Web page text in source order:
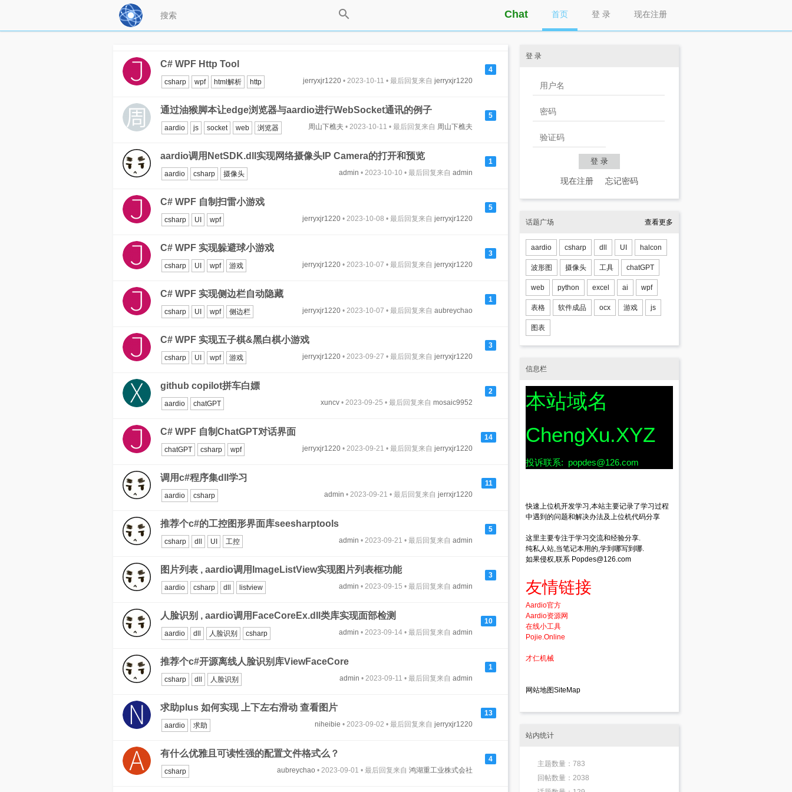
现在注册
登 录
首页
Chat
C# WPF Http Tool
csharp wpf html解析 http jerryxjr1220 • 2023-10-11 • 最后回复来自 jerryxjr1220
4
通过油猴脚本让edge浏览器与aardio进行WebSocket通讯的例子
aardio js socket web 浏览器 周山下樵夫 • 2023-10-11 • 最后回复来自 周山下樵夫
5
aardio调用NetSDK.dll实现网络摄像头IP Camera的打开和预览
aardio csharp 摄像头 admin • 2023-10-10 • 最后回复来自 admin
1
C# WPF 自制扫雷小游戏
csharp UI wpf jerryxjr1220 • 2023-10-08 • 最后回复来自 jerryxjr1220
5
C# WPF 实现躲避球小游戏
csharp UI wpf 游戏 jerryxjr1220 • 2023-10-07 • 最后回复来自 jerryxjr1220
3
C# WPF 实现侧边栏自动隐藏
csharp UI wpf 侧边栏 jerryxjr1220 • 2023-10-07 • 最后回复来自 aubreychao
1
C# WPF 实现五子棋&黑白棋小游戏
csharp UI wpf 游戏 jerryxjr1220 • 2023-09-27 • 最后回复来自 jerryxjr1220
3
github copilot拼车白嫖
aardio chatGPT xuncv • 2023-09-25 • 最后回复来自 mosaic9952
2
C# WPF 自制ChatGPT对话界面
chatGPT csharp wpf jerryxjr1220 • 2023-09-21 • 最后回复来自 jerryxjr1220
14
调用c#程序集dll学习
aardio csharp admin • 2023-09-21 • 最后回复来自 jerrxjr1220
11
推荐个c#的工控图形界面库seesharptools
csharp dll UI 工控 admin • 2023-09-21 • 最后回复来自 admin
5
图片列表 , aardio调用ImageListView实现图片列表框功能
aardio csharp dll listview admin • 2023-09-15 • 最后回复来自 admin
3
人脸识别 , aardio调用FaceCoreEx.dll类库实现面部检测
aardio dll 人脸识别 csharp admin • 2023-09-14 • 最后回复来自 admin
10
推荐个c#开源离线人脸识别库ViewFaceCore
csharp dll 人脸识别 admin • 2023-09-11 • 最后回复来自 admin
1
求助plus 如何实现 上下左右滑动 查看图片
aardio 求助 niheibie • 2023-09-02 • 最后回复来自 jerryxjr1220
13
有什么优雅且可读性强的配置文件格式么？
csharp aubreychao • 2023-09-01 • 最后回复来自 鸿湖重工业株式会社
4
登 录
现在注册 忘记密码
话题广场 查看更多
aardio csharp dll UI halcon
波形图 摄像头 工具 chatGPT
web python excel ai wpf
表格 软件成品 ocx 游戏 js
图表
信息栏
本站域名
ChengXu.XYZ
投诉联系: popdes@126.com
快速上位机开发学习,本站主要记录了学习过程
中遇到的问题和解决办法及上位机代码分享
这里主要专注于学习交流和经验分享.
纯私人站,当笔记本用的,学到哪写到哪.
如果侵权,联系 Popdes@126.com
友情链接
Aardio官方
Aardio资源网
在线小工具
Pojie.Online
才仁机械
网站地图SiteMap
站内统计
主题数量：783
回帖数量：2038